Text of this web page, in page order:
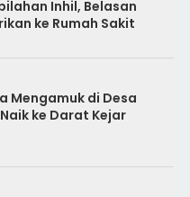
Belasan
ke Rumah Sakit
Mengamuk di Desa
ke Darat Kejar